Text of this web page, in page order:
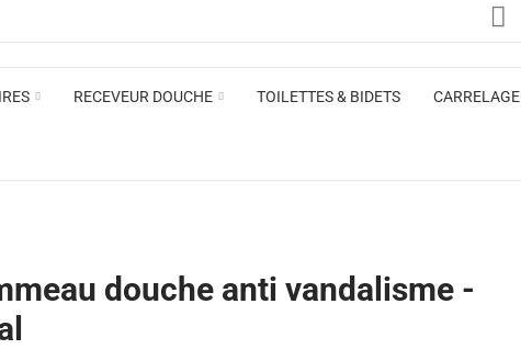
RECEVEUR DOUCHE TOILETTES & BIDETS CARRELAGE
douche anti vandalisme -